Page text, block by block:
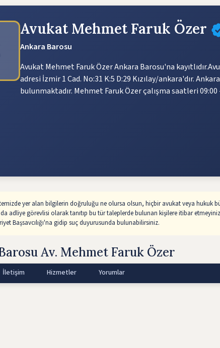
Avukat Mehmet Faruk Özer
Ankara Barosu
Avukat Mehmet Faruk Özer Ankara Barosu'na
adresi İzmir 1 Cad. No:31 K:5 D:29 Kızılay/ankara'dır.
bulunmaktadır. Mehmet Faruk Özer çalışma saatleri 09:00 -
yer alan bilgilerin doğruluğu ne olursa olsun, hiçbir avukat veya hukuk
adliye görevlisi olarak tanıtıp bu tür taleplerde bulunan kişilere itibar
Başsavcılığı'na gidip suç duyurusunda bulunabilirsiniz.
Av. Mehmet Faruk Özer
İletişim Hizmetler Yorumlar